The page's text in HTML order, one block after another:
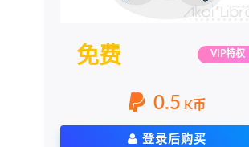
免费 VIP特权
0.5 K币
登录后购买